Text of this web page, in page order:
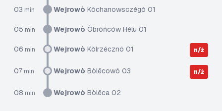
03 min Wejrowò Kòchanowsczégò 01
05 min Wejrowò Òbróńców Hélu 01
06 min Wejrowò Kòlrzécznô 01 n/ż
07 min Wejrowò Bòlëcowô 03 n/ż
08 min Wejrowò Bòlëca 02